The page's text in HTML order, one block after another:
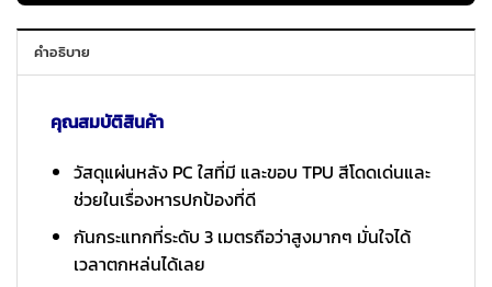
คำอธิบาย
คุณสมบัติสินค้า
วัสดุแผ่นหลัง PC ใสที่มี และขอบ TPU สีโดดเด่นและ
ช่วยในเรื่องหารปกป้องที่ดี
กันกระแทกที่ระดับ 3 เมตรถือว่าสูงมากๆ มั่นใจได้
เวลาตกหล่นได้เลย